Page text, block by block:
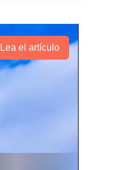
Lea el artículo